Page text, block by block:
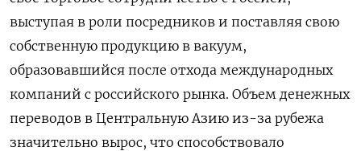
выступая в роли посредников и поставляя свою
собственную продукцию в вакуум,
образовавшийся после отхода международных
компаний с российского рынка. Объем денежных
переводов в Центральную Азию из-за рубежа
значительно вырос, что способствовало